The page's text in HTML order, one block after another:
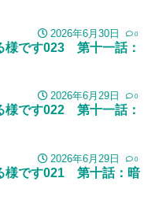
2026年6月30日 0
様です023 第十一話：
2026年6月29日 0
様です022 第十一話：
2026年6月29日 0
様です021 第十話：暗